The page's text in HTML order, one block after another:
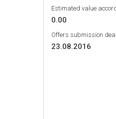
Estimated value
0.00
Offers submission
23.08.2016